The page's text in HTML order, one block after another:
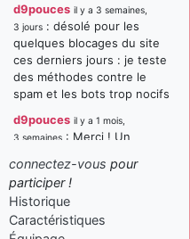
d9pouces il y a 3 semaines,
3 jours : désolé pour les
quelques blocages du site
ces derniers jours : je teste
des méthodes contre le
spam et les bots trop nocifs
d9pouces il y a 1 mois,
3 semaines : Merci ! Un
paxwax il y a 1 mois, 3 semaines
Super, la nouvelle bannière
d9pouces il y a 2 mois,
connectez-vous pour
participer !
Historique
Caractéristiques